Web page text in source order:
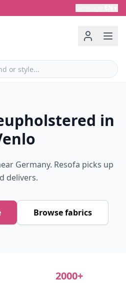
in
Germany. Resofa picks up
delivers.
Browse fabrics
2000+